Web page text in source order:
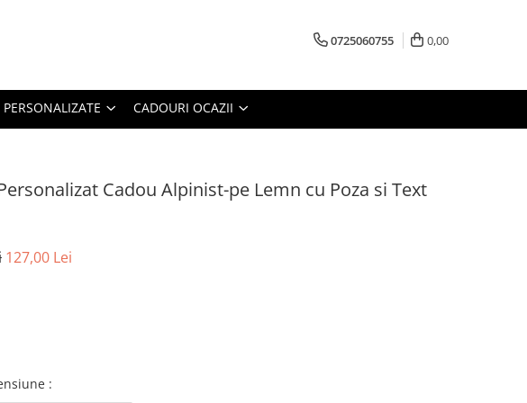
0725060755 0,00
CADOURI OCAZII
Cadou Alpinist-pe Lemn cu Poza si Text
127,00 Lei
: